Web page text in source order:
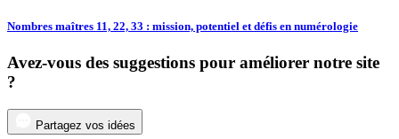
Nombres maîtres 11, 22, 33 : mission, potentiel et défis en numérologie
Avez-vous des suggestions pour améliorer notre site
?
Partagez vos idées